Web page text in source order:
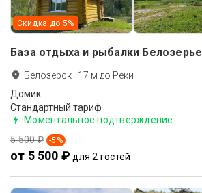
Скидка до 5%
База отдыха и рыбалки Белозерье
Белозерск · 17 м до Реки
Домик
Стандартный тариф
Моментальное подтверждение
5 500 ₽ -5 %
от 5 500 ₽ для 2 гостей